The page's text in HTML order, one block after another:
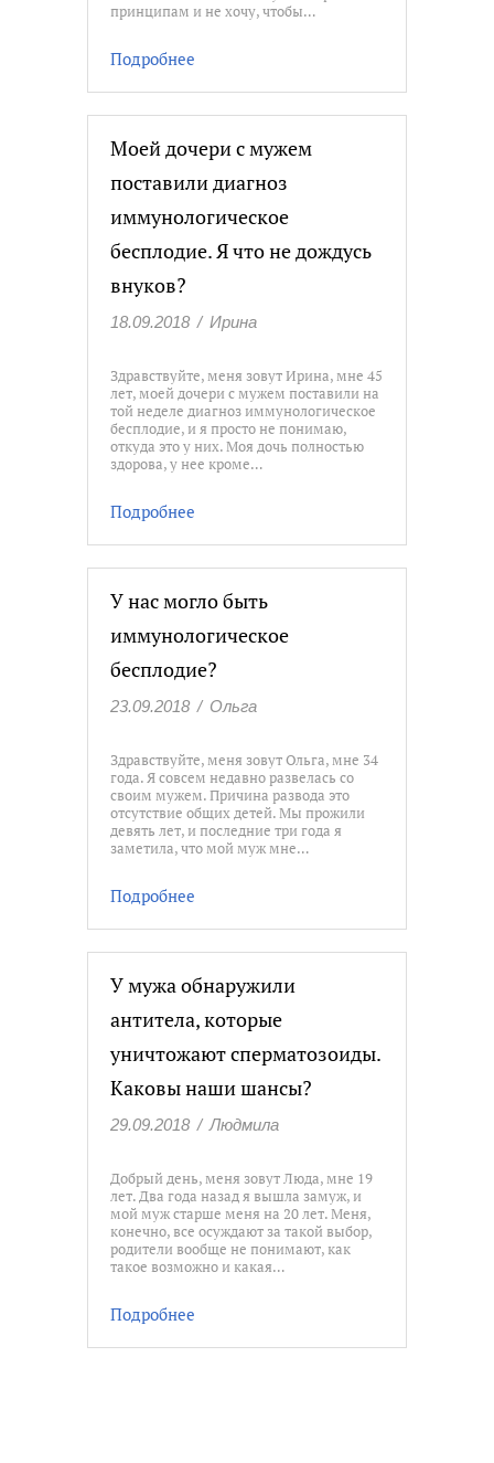
принципам и не хочу, чтобы…
Подробнее
Моей дочери с мужем
поставили диагноз
иммунологическое
бесплодие. Я что не дождусь
внуков?
18.09.2018 / Ирина
Здравствуйте, меня зовут Ирина, мне 45
лет, моей дочери с мужем поставили на
той неделе диагноз иммунологическое
бесплодие, и я просто не понимаю,
откуда это у них. Моя дочь полностью
здорова, у нее кроме…
Подробнее
У нас могло быть
иммунологическое
бесплодие?
23.09.2018 / Ольга
Здравствуйте, меня зовут Ольга, мне 34
года. Я совсем недавно развелась со
своим мужем. Причина развода это
отсутствие общих детей. Мы прожили
девять лет, и последние три года я
заметила, что мой муж мне…
Подробнее
У мужа обнаружили
антитела, которые
уничтожают сперматозоиды.
Каковы наши шансы?
29.09.2018 / Людмила
Добрый день, меня зовут Люда, мне 19
лет. Два года назад я вышла замуж, и
мой муж старше меня на 20 лет. Меня,
конечно, все осуждают за такой выбор,
родители вообще не понимают, как
такое возможно и какая…
Подробнее